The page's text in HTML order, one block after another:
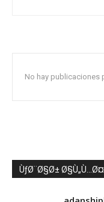
No hay publicaciones
ÙƒØ¨Ø§Ø±